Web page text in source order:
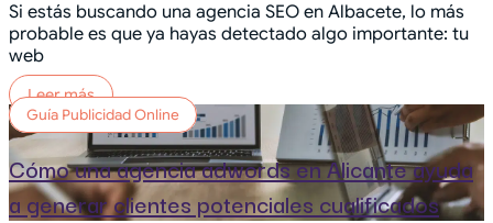
Si estás buscando una agencia SEO en Albacete, lo más
probable es que ya hayas detectado algo importante: tu
web
Leer más
Guía Publicidad Online
Cómo una agencia adwords en Alicante ayuda
a generar clientes potenciales cualificados